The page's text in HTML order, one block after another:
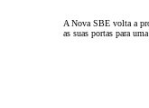
A Nova SBE volta a
as suas portas para